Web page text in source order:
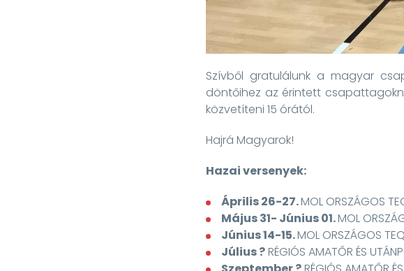
Szívből gratulálunk a magyar
döntőihez az érintett
közvetíteni 15 órától.
Hajrá Magyarok!
Hazai versenyek:
Április 26-27.MOL ORSZÁGOS
Május 31- Június 01.MOL
Június 14-15.MOL ORSZÁGOS
Július ?RÉGIÓS AMATŐR ÉS